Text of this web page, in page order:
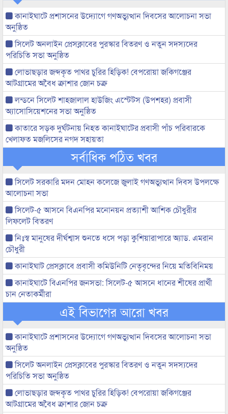
কানাইঘাটে প্রশাসনের উদ্যোগে গণঅভ্যুত্থান দিবসের আলোচনা সভা
অনুষ্ঠিত
সিলেট অনলাইন প্রেসক্লাবের পুরস্কার বিতরণ ও নতুন সদস্যদের
পরিচিতি সভা অনুষ্ঠিত
লোভাছড়ার জব্দকৃত পাথর চুরির হিড়িক! বেপরোয়া জকিগঞ্জের
আটগ্রামের অবৈধ ক্রাশার জোন চক্র
লন্ডনে সিলেট শাহজালাল হাউজিং এস্টেটস (উপশহর) প্রবাসী
অ্যাসোসিয়েশনের সভা অনুষ্ঠিত
কাতারে সড়ক দুর্ঘটনায় নিহত কানাইঘাটের প্রবাসী পাঁচ পরিবারকে
খেলাফত মজলিসের নগদ সহায়তা
সর্বাধিক পঠিত খবর
সিলেট সরকারি মদন মোহন কলেজে জুলাই গণঅভ্যুত্থান দিবস উপলক্ষে
আলোচনা সভা
সিলেট-৫ আসনে বিএনপির মনোনয়ন প্রত্যাশী আশিক চৌধুরীর
লিফলেট বিতরণ
নিঃস্ব মানুষের দীর্ঘশ্বাস শুনতে ধসে পড়া কুশিয়ারাপারে অ্যাড. এমরান
চৌধুরী
কানাইঘাট প্রেসক্লাবে প্রবাসী কমিউনিটি নেতৃবৃন্দের নিয়ে মতিবিনিময়
কানাইঘাটে বিএনপির জনসভা: সিলেট-৫ আসনে ধানের শীষের প্রার্থী
চান নেতাকর্মীরা
এই বিভাগের আরো খবর
কানাইঘাটে প্রশাসনের উদ্যোগে গণঅভ্যুত্থান দিবসের আলোচনা সভা
অনুষ্ঠিত
সিলেট অনলাইন প্রেসক্লাবের পুরস্কার বিতরণ ও নতুন সদস্যদের
পরিচিতি সভা অনুষ্ঠিত
লোভাছড়ার জব্দকৃত পাথর চুরির হিড়িক! বেপরোয়া জকিগঞ্জের
আটগ্রামের অবৈধ ক্রাশার জোন চক্র